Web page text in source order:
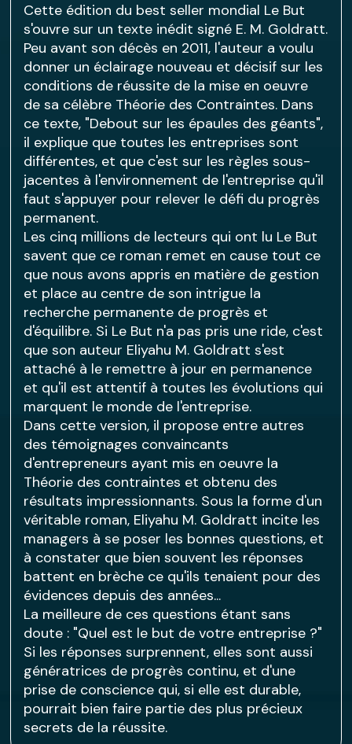
Cette édition du best seller mondial Le But
s'ouvre sur un texte inédit signé E. M. Goldratt.
Peu avant son décès en 2011, l'auteur a voulu
donner un éclairage nouveau et décisif sur les
conditions de réussite de la mise en oeuvre
de sa célèbre Théorie des Contraintes. Dans
ce texte, "Debout sur les épaules des géants",
il explique que toutes les entreprises sont
différentes, et que c'est sur les règles sous-
jacentes à l'environnement de l'entreprise qu'il
faut s'appuyer pour relever le défi du progrès
permanent.
Les cinq millions de lecteurs qui ont lu Le But
savent que ce roman remet en cause tout ce
que nous avons appris en matière de gestion
et place au centre de son intrigue la
recherche permanente de progrès et
d'équilibre. Si Le But n'a pas pris une ride, c'est
que son auteur Eliyahu M. Goldratt s'est
attaché à le remettre à jour en permanence
et qu'il est attentif à toutes les évolutions qui
marquent le monde de l'entreprise.
Dans cette version, il propose entre autres
des témoignages convaincants
d'entrepreneurs ayant mis en oeuvre la
Théorie des contraintes et obtenu des
résultats impressionnants. Sous la forme d'un
véritable roman, Eliyahu M. Goldratt incite les
managers à se poser les bonnes questions, et
à constater que bien souvent les réponses
battent en brèche ce qu'ils tenaient pour des
évidences depuis des années...
La meilleure de ces questions étant sans
doute : "Quel est le but de votre entreprise ?"
Si les réponses surprennent, elles sont aussi
génératrices de progrès continu, et d'une
prise de conscience qui, si elle est durable,
pourrait bien faire partie des plus précieux
secrets de la réussite.